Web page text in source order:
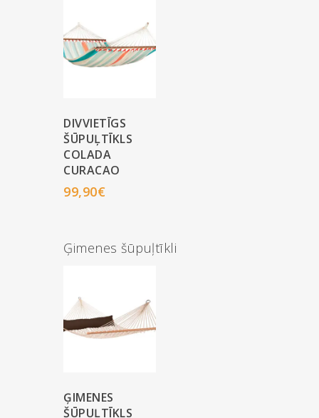
DIVVIETĪGS
ŠŪPUĻTĪKLS
COLADA
CURACAO
99,90€
Ģimenes šūpuļtīkli
ĢIMENES
ŠŪPUĻTĪKLS